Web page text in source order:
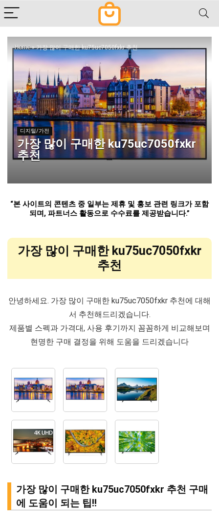
Home»가장 많이 구매한 ku75uc7050fxkr 추천
디지털/가전
가장 많이 구매한 ku75uc7050fxkr
추천
“본 사이트의 콘텐츠 중 일부는 제휴 및 홍보 관련 링크가 포함
되며, 파트너스 활동으로 수수료를 제공받습니다.”
가장 많이 구매한 ku75uc7050fxkr
추천
안녕하세요. 가장 많이 구매한 ku75uc7050fxkr 추천에 대해
서 추천해드리겠습니다.
제품별 스펙과 가격대, 사용 후기까지 꼼꼼하게 비교해보며
현명한 구매 결정을 위해 도움을 드리겠습니다
가장 많이 구매한 ku75uc7050fxkr 추천 구매
에 도움이 되는 팁!!